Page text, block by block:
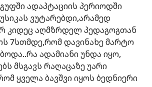
ადაპტაციის პერიოდში
ვუტარებდი,არამედ
კიდეც აღმზრდელ პედაგოგთან
7სთმდე,რომ დავინახე მარტო
ადამიანი უნდა იყო,
მსგავს რაღაცაზე უარი
ყველა ბავშვი იყოს ბედნიერი